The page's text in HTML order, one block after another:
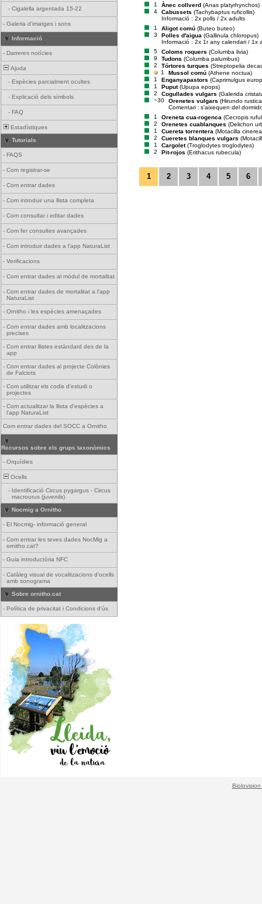
- Cigalella argentada 15-22
- Galeria d'imatges i sons
Informació
- Darreres notícies
Ajuda
- Espècies parcialment ocultes
- Explicació dels símbols
- FAQ
Estadístiques
Tutorials
- FAQS
- Com registrar-se
- Com entrar dades
- Com introduir una llista completa
- Com consultar i editar dades
- Com fer consultes avançades
- Com introduir dades a l'app NaturaList
- Verificacions
- Com entrar dades al mòdul de mortalitat
- Com entrar dades de mortalitat a l'app
NaturaList
- Ornitho i les espècies amenaçades
- Com entrar dades amb localitzacions
precises
- Com entrar llistes estàndard des de la
app
- Com entrar dades al projecte Colònies
de Falciots
- Com utilitzar els codis d'estudi o
projectes
- Com actualitzar la llista d'espècies a
l'app NaturaList
Com entrar dades del SOCC a Ornitho
Recursos sobre els grups taxonòmics
- Orquídies
Ocells
- Identificació Circus pygargus - Circus
macrourus (juvenils)
Nocmig a Ornitho
- El Nocmig- informació general
- Com entrar les teves dades NocMig a
ornitho.cat?
- Guia introductòria NFC
- Catàleg visual de vocalitzacions d'ocells
amb sonograma
Sobre ornitho.cat
- Política de privacitat i Condicions d'ús
1
Ànec collverd (Anas platyrhynchos)
4
Cabussets (Tachybaptus ruficollis)
Informació : 2x polls / 2x adults
1
Aligot comú (Buteo buteo)
3
Polles d'aigua (Gallinula chloropus)
Informació : 2x 1r any calendari / 1x
5
Coloms roquers (Columba livia)
9
Tudons (Columba palumbus)
2
Tórtores turques (Streptopelia
1
Mussol comú (Athene noctua)
1
Enganyapastors (Caprimulgus
1
Puput (Upupa epops)
2
Cogullades vulgars (Galerida
~30
Orenetes vulgars (Hirundo
Comentari : s'aixequen del
1
Oreneta cua-rogenca (Cecropis
2
Orenetes cuablanques (Delichon
1
Cuereta torrentera (Motacilla
2
Cueretes blanques vulgars
1
Cargolet (Troglodytes troglodytes)
2
Pit-rojos (Erithacus rubecula)
1 2 3 4 5 6
Biolovision